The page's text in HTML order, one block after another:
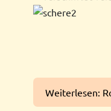
Weiterlesen: